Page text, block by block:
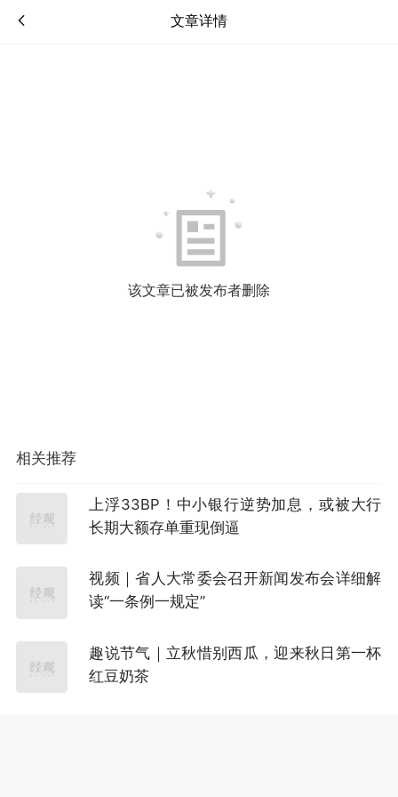
文章详情
该文章已被发布者删除
相关推荐
上浮33BP！中小银行逆势加息，或被大行
长期大额存单重现倒逼
视频｜省人大常委会召开新闻发布会详细解
读“一条例一规定”
趣说节气｜立秋惜别西瓜，迎来秋日第一杯
红豆奶茶